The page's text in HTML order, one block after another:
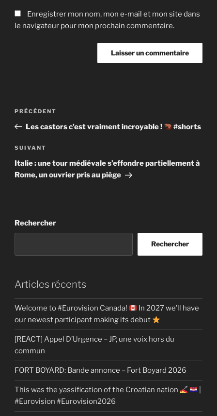
Enregistrer mon nom, mon e-mail et mon site dans
le navigateur pour mon prochain commentaire.
Navigation
l’article
Article
précédent
PRÉCÉDENT
Les castors c’est vraiment incroyable ! #shorts
Article
suivant
SUIVANT
Italie : une tour médiévale s’effondre partiellement à
Rome, un ouvrier pris au piège
Rechercher
Rechercher
Articles récents
Welcome to #Eurovision Canada!
In 2027 we’ll have
our newest participant making its debut
[REACT] Appel D’Urgence – JP, une voix hors du
commun
FORT BOYARD: Bande annonce – Fort Boyard 2026
This was the yassification of the Croatian nation
#Eurovision #Eurovision2026